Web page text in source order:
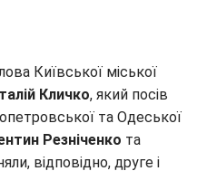
Київської міської
Кличко, який посів
та Одеської
Резніченко та
відповідно, друге і